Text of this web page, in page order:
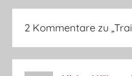
2 Kommentare zu „